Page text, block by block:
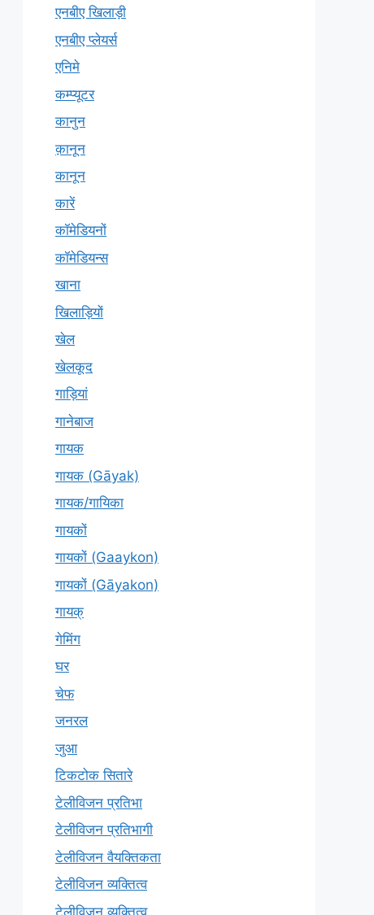
एनबीए खिलाड़ी
एनबीए प्लेयर्स
एनिमे
कम्प्यूटर
कानुन
क़ानून
कानून
कारें
कॉमेडियनों
कॉमेडियन्स
खाना
खिलाड़ियों
खेल
खेलकूद
गाड़ियां
गानेबाज
गायक
गायक (Gāyak)
गायक/गायिका
गायकों
गायकों (Gaaykon)
गायकों (Gāyakon)
गायक्
गेमिंग
घर
चेफ
जनरल
जुआ
टिकटोक सितारे
टेलीविजन प्रतिभा
टेलीविजन प्रतिभागी
टेलीविजन वैयक्तिकता
टेलीविजन व्यक्तित्व
टेलीविज़न व्यक्तित्व